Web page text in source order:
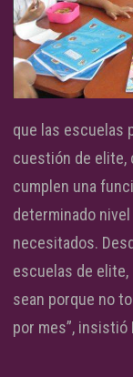
que las escuelas
cuestión de elite,
cumplen una
determinado
necesitados.
escuelas de
sean porque no
por mes”, insistió